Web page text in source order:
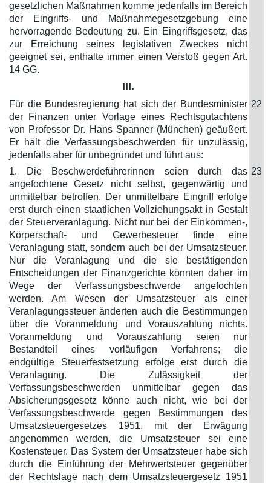
gesetzlichen Maßnahmen komme jedenfalls im Bereich
der Eingriffs- und Maßnahmegesetzgebung eine
hervorragende Bedeutung zu. Ein Eingriffsgesetz, das
zur Erreichung seines legislativen Zweckes nicht
geeignet sei, enthalte immer einen Verstoß gegen Art.
14 GG.
III.
Für die Bundesregierung hat sich der Bundesminister
der Finanzen unter Vorlage eines Rechtsgutachtens
von Professor Dr. Hans Spanner (München) geäußert.
Er hält die Verfassungsbeschwerden für unzulässig,
jedenfalls aber für unbegründet und führt aus:
22
1. Die Beschwerdeführerinnen seien durch das
angefochtene Gesetz nicht selbst, gegenwärtig und
unmittelbar betroffen. Der unmittelbare Eingriff erfolge
erst durch einen staatlichen Vollziehungsakt in Gestalt
der Steuerveranlagung. Nicht nur bei der Einkommen-,
Körperschaft- und Gewerbesteuer finde eine
Veranlagung statt, sondern auch bei der Umsatzsteuer.
Nur die Veranlagung und die sie bestätigenden
Entscheidungen der Finanzgerichte könnten daher im
Wege der Verfassungsbeschwerde angefochten
werden. Am Wesen der Umsatzsteuer als einer
Veranlagungssteuer änderten auch die Bestimmungen
über die Voranmeldung und Vorauszahlung nichts.
Voranmeldung und Vorauszahlung seien nur
Bestandteil eines vorläufigen Verfahrens; die
endgültige Steuerfestsetzung erfolge erst durch die
Veranlagung. Die Zulässigkeit der
Verfassungsbeschwerden unmittelbar gegen das
Absicherungsgesetz könne auch nicht, wie bei der
Verfassungsbeschwerde gegen Bestimmungen des
Umsatzsteuergesetzes 1951, mit der Erwägung
angenommen werden, die Umsatzsteuer sei eine
Kostensteuer. Das System der Umsatzsteuer habe sich
durch die Einführung der Mehrwertsteuer gegenüber
der Rechtslage nach dem Umsatzsteuergesetz 1951
23